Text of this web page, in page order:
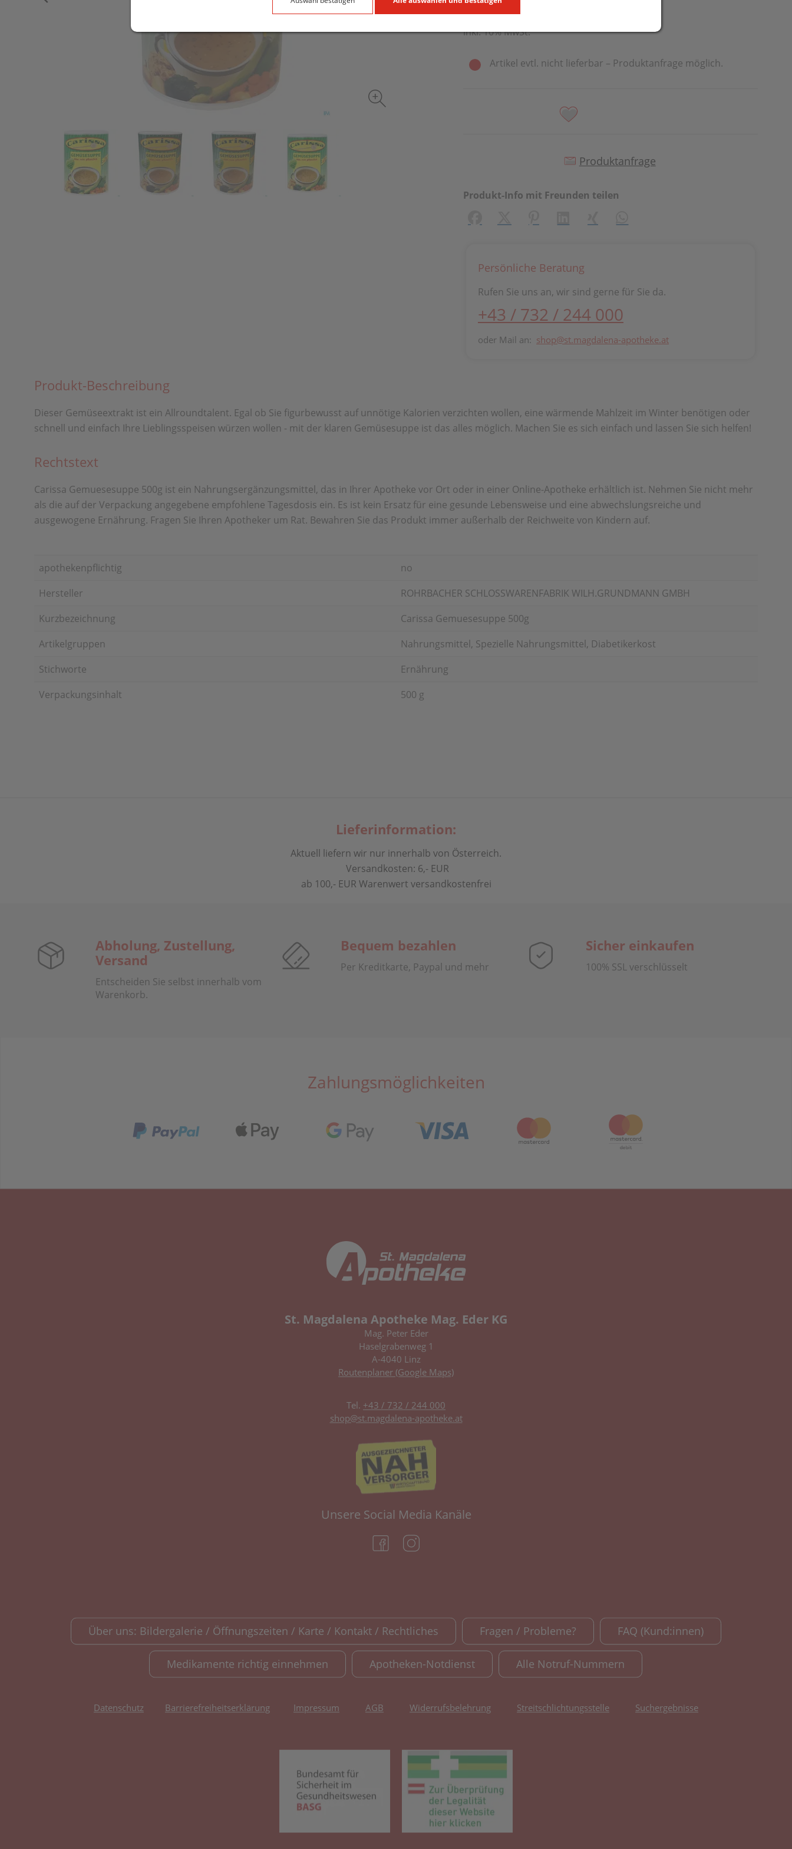
inkl. 10% MwSt.
Artikel evtl. nicht lieferbar – Produktanfrage möglich.
Produktanfrage
Produkt-Info mit Freunden teilen
Persönliche Beratung
Rufen Sie uns an, wir sind gerne für Sie da.
+43 / 732 / 244 000
oder Mail an: shop@st.magdalena-apotheke.at
Produkt-Beschreibung
Dieser Gemüseextrakt ist ein Allroundtalent. Egal ob Sie figurbewusst auf unnötige Kalorien verzichten wollen, eine wärmende Mahlzeit im Winter benötigen oder
schnell und einfach Ihre Lieblingsspeisen würzen wollen - mit der klaren Gemüsesuppe ist das alles möglich. Machen Sie es sich einfach und lassen Sie sich helfen!
Rechtstext
Carissa Gemuesesuppe 500g ist ein Nahrungsergänzungsmittel, das in Ihrer Apotheke vor Ort oder in einer Online-Apotheke erhältlich ist. Nehmen Sie nicht mehr
als die auf der Verpackung angegebene empfohlene Tagesdosis ein. Es ist kein Ersatz für eine gesunde Lebensweise und eine abwechslungsreiche und
ausgewogene Ernährung. Fragen Sie Ihren Apotheker um Rat. Bewahren Sie das Produkt immer außerhalb der Reichweite von Kindern auf.
apothekenpflichtig
no
Hersteller
ROHRBACHER SCHLOSSWARENFABRIK WILH.GRUNDMANN GMBH
Kurzbezeichnung
Carissa Gemuesesuppe 500g
Artikelgruppen
Nahrungsmittel, Spezielle Nahrungsmittel, Diabetikerkost
Stichworte
Ernährung
Verpackungsinhalt
500 g
Lieferinformation:
Aktuell liefern wir nur innerhalb von Österreich.
Versandkosten: 6,- EUR
ab 100,- EUR Warenwert versandkostenfrei
Abholung, Zustellung,
Versand
Entscheiden Sie selbst innerhalb vom
Warenkorb.
Bequem bezahlen
Per Kreditkarte, Paypal und mehr
Sicher einkaufen
100% SSL verschlüsselt
Zahlungsmöglichkeiten
St. Magdalena Apotheke Mag. Eder KG
Mag. Peter Eder
Haselgrabenweg 1
A-4040 Linz
Routenplaner (Google Maps)
Tel. +43 / 732 / 244 000
shop@st.magdalena-apotheke.at
Unsere Social Media Kanäle
(öffnet in neuem Tab)
Über uns: Bildergalerie / Öffnungszeiten / Karte / Kontakt / Rechtliches Fragen / Probleme? FAQ (Kund:innen)
Medikamente richtig einnehmen Apotheken-Notdienst Alle Notruf-Nummern
Datenschutz Barrierefreiheitserklärung Impressum AGB Widerrufsbelehrung Streitschlichtungsstelle Suchergebnisse
(öffnet in neuem Tab)